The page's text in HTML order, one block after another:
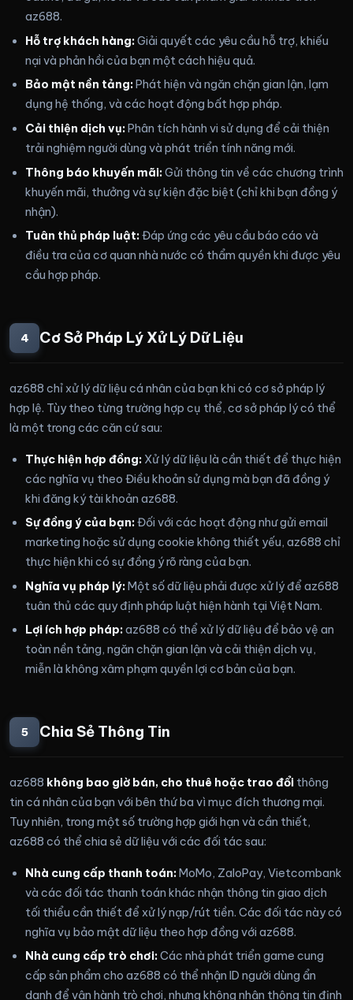
az688.
Hỗ trợ khách hàng:Giải quyết các yêu cầu hỗ trợ, khiếu
nại và phản hồi của bạn một cách hiệu quả.
Bảo mật nền tảng: Phát hiện và ngăn chặn gian lận, lạm
dụng hệ thống, và các hoạt động bất hợp pháp.
Cải thiện dịch vụ:Phân tích hành vi sử dụng để cải thiện
trải nghiệm người dùng và phát triển tính năng mới.
Thông báo khuyến mãi:Gửi thông tin về các chương trình
khuyến mãi, thưởng và sự kiện đặc biệt (chỉ khi bạn đồng ý
nhận).
Tuân thủ pháp luật:Đáp ứng các yêu cầu báo cáo và
điều tra của cơ quan nhà nước có thẩm quyền khi được yêu
cầu hợp pháp.
4 Cơ Sở Pháp Lý Xử Lý Dữ Liệu
az688 chỉ xử lý dữ liệu cá nhân của bạn khi có cơ sở pháp lý
hợp lệ. Tùy theo từng trường hợp cụ thể, cơ sở pháp lý có thể
là một trong các căn cứ sau:
Thực hiện hợp đồng: Xử lý dữ liệu là cần thiết để thực hiện
các nghĩa vụ theo Điều khoản sử dụng mà bạn đã đồng ý
khi đăng ký tài khoản az688.
Sự đồng ý của bạn:Đối với các hoạt động như gửi email
marketing hoặc sử dụng cookie không thiết yếu, az688 chỉ
thực hiện khi có sự đồng ý rõ ràng của bạn.
Nghĩa vụ pháp lý:Một số dữ liệu phải được xử lý để az688
tuân thủ các quy định pháp luật hiện hành tại Việt Nam.
Lợi ích hợp pháp:az688 có thể xử lý dữ liệu để bảo vệ an
toàn nền tảng, ngăn chặn gian lận và cải thiện dịch vụ,
miễn là không xâm phạm quyền lợi cơ bản của bạn.
5 Chia Sẻ Thông Tin
az688 không bao giờ bán, cho thuê hoặc trao đổi thông
tin cá nhân của bạn với bên thứ ba vì mục đích thương mại.
Tuy nhiên, trong một số trường hợp giới hạn và cần thiết,
az688 có thể chia sẻ dữ liệu với các đối tác sau:
Nhà cung cấp thanh toán:MoMo, ZaloPay, Vietcombank
và các đối tác thanh toán khác nhận thông tin giao dịch
tối thiểu cần thiết để xử lý nạp/rút tiền. Các đối tác này có
nghĩa vụ bảo mật dữ liệu theo hợp đồng với az688.
Nhà cung cấp trò chơi:Các nhà phát triển game cung
cấp sản phẩm cho az688 có thể nhận ID người dùng ẩn
danh để vận hành trò chơi, nhưng không nhận thông tin định